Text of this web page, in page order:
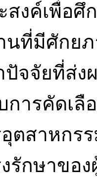
งค์เพื่อศึ
นที่มีศักย
จจัยที่ส่ง
การคัดเ
ตสาหกร
รักษาขอ